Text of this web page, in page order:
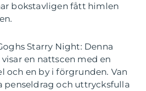
bokstavligen fått himlen
Starry Night: Denna
en nattscen med en
och en by i förgrunden. Van
penseldrag och uttrycksfulla